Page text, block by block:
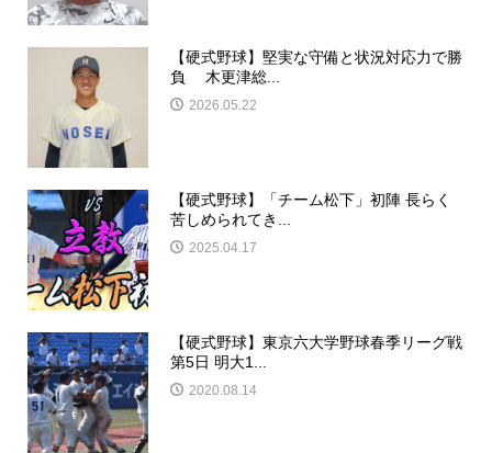
【硬式野球】堅実な守備と状況対応力で勝
負 木更津総...
2026.05.22
【硬式野球】「チーム松下」初陣 長らく
苦しめられてき...
2025.04.17
【硬式野球】東京六大学野球春季リーグ戦
第5日 明大1...
2020.08.14